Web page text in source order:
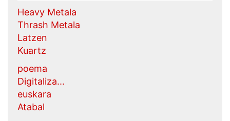
Heavy Metala
Thrash Metala
Latzen
Kuartz
poema
Digitaliza...
euskara
Atabal